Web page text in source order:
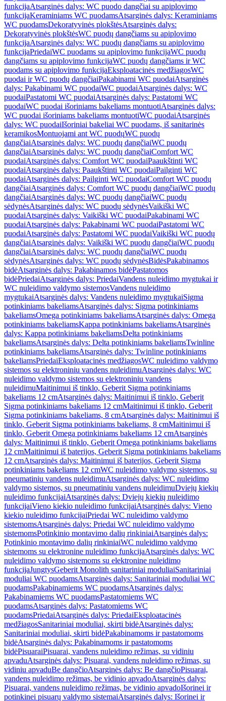
funkcijaAtsarginės dalys: WC puodo dangčiai su apiplovimo
funkcijaKeraminiams WC puodamsAtsarginės dalys: Keraminiams
WC puodamsDekoratyvinės plokštėsAtsarginės dalys:
Dekoratyvinės plokštėsWC puodų dangčiams su apiplovimo
funkcijaAtsarginės dalys: WC puodų dangčiams su apiplovimo
funkcijaPriedaiWC puodams su apiplovimo funkcijaWC puodų
dangčiams su apiplovimo funkcijaWC puodų dangčiams ir WC
puodams su apiplovimo funkcijaEksploatacinės medžiagosWC
puodai ir WC puodų dangčiaiPakabinami WC puodaiAtsarginės
dalys: Pakabinami WC puodaiWC puodaiAtsarginės dalys: WC
puodaiPastatomi WC puodaiAtsarginės dalys: Pastatomi WC
puodaiWC puodai išoriniams bakeliams montuotiAtsarginės dalys:
WC puodai išoriniams bakeliams montuotiWC puodaiAtsarginės
dalys: WC puodaiIšoriniai bakeliai WC puodams, iš sanitarinės
keramikosMontuojami ant WC puodųWC puodų
dangčiaiAtsarginės dalys: WC puodų dangčiaiWC puodų
dangčiaiAtsarginės dalys: WC puodų dangčiaiComfort WC
puodaiAtsarginės dalys: Comfort WC puodaiPaaukštinti WC
puodaiAtsarginės dalys: Paaukštinti WC puodaiPailginti WC
puodaiAtsarginės dalys: Pailginti WC puodaiComfort WC puodų
dangčiaiAtsarginės dalys: Comfort WC puodų dangčiaiWC puodų
dangčiaiAtsarginės dalys: WC puodų dangčiaiWC puodų
sėdynėsAtsarginės dalys: WC puodų sėdynėsVaikiški WC
puodaiAtsarginės dalys: Vaikiški WC puodaiPakabinami WC
puodaiAtsarginės dalys: Pakabinami WC puodaiPastatomi WC
puodaiAtsarginės dalys: Pastatomi WC puodaiVaikiški WC puodų
dangčiaiAtsarginės dalys: Vaikiški WC puodų dangčiaiWC puodų
dangčiaiAtsarginės dalys: WC puodų dangčiaiWC puodų
sėdynėsAtsarginės dalys: WC puodų sėdynėsBidėsPakabinamos
bidėAtsarginės dalys: Pakabinamos bidėPastatomos
bidėPriedaiAtsarginės dalys: PriedaiVandens nuleidimo mygtukai ir
WC nuleidimo valdymo sistemosVandens nuleidimo
mygtukaiAtsarginės dalys: Vandens nuleidimo mygtukaiSigma
potinkiniams bakeliamsAtsarginės dalys: Sigma potinkiniams
bakeliamsOmega potinkiniams bakeliamsAtsarginės dalys: Omega
potinkiniams bakeliamsKappa potinkiniams bakeliamsAtsarginės
dalys: Kappa potinkiniams bakeliamsDelta potinkiniams
bakeliamsAtsarginės dalys: Delta potinkiniams bakeliamsTwinline
potinkiniams bakeliamsAtsarginės dalys: Twinline potinkiniams
bakeliamsPriedaiEksploatacinės medžiagosWC nuleidimo valdymo
sistemos su elektroniniu vandens nuleidimuAtsarginės dalys: WC
nuleidimo valdymo sistemos su elektroniniu vandens
nuleidimuMaitinimui iš tinklo, Geberit Sigma potinkiniams
bakeliams 12 cmAtsarginės dalys: Maitinimui iš tinklo, Geberit
Sigma potinkiniams bakeliams 12 cmMaitinimui iš tinklo, Geberit
Sigma potinkiniams bakeliams, 8 cmAtsarginės dalys: Maitinimui iš
tinklo, Geberit Sigma potinkiniams bakeliams, 8 cmMaitinimui iš
tinklo, Geberit Omega potinkiniams bakeliams 12 cmAtsarginės
dalys: Maitinimui iš tinklo, Geberit Omega potinkiniams bakeliams
12 cmMaitinimui iš baterijos, Geberit Sigma potinkiniams bakeliams
12 cmAtsarginės dalys: Maitinimui iš baterijos, Geberit Sigma
potinkiniams bakeliams 12 cmWC nuleidimo valdymo sistemos, su
pneumatiniu vandens nuleidimuAtsarginės dalys: WC nuleidimo
valdymo sistemos, su pneumatiniu vandens nuleidimuDviejų kiekių
nuleidimo funkcijaiAtsarginės dalys: Dviejų kiekių nuleidimo
funkcijaiVieno kiekio nuleidimo funkcijaiAtsarginės dalys: Vieno
kiekio nuleidimo funkcijaiPriedai WC nuleidimo valdymo
sistemomsAtsarginės dalys: Priedai WC nuleidimo valdymo
sistemomsPotinkinio montavimo dalių rinkiniaiAtsarginės dalys:
Potinkinio montavimo dalių rinkiniaiWC nuleidimo valdymo
sistemoms su elektronine nuleidimo funkcijaAtsarginės dalys: WC
nuleidimo valdymo sistemoms su elektronine nuleidimo
funkcijaJungtysGeberit Monolith sanitariniai moduliaiSanitariniai
moduliai WC puodamsAtsarginės dalys: Sanitariniai moduliai WC
puodamsPakabinamiems WC puodamsAtsarginės dalys:
Pakabinamiems WC puodamsPastatomiems WC
puodamsAtsarginės dalys: Pastatomiems WC
puodamsPriedaiAtsarginės dalys: PriedaiEksploatacinės
medžiagosSanitariniai moduliai, skirti bidėAtsarginės dalys:
Sanitariniai moduliai, skirti bidėPakabinamoms ir pastatomoms
bidėAtsarginės dalys: Pakabinamoms ir pastatomoms
bidėPisuaraiPisuarai, vandens nuleidimo režimas, su vidiniu
apvaduAtsarginės dalys: Pisuarai, vandens nuleidimo režimas, su
vidiniu apvaduBe dangčioAtsarginės dalys: Be dangčioPisuarai,
vandens nuleidimo režimas, be vidinio apvadoAtsarginės dalys:
Pisuarai, vandens nuleidimo režimas, be vidinio apvadoIšorinei ir
potinkinei pisuarų valdymo sistemaiAtsarginės dalys: Išorinei ir